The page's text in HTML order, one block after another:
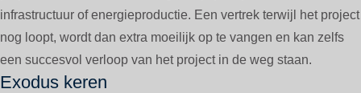
infrastructuur of energieproductie. Een vertrek terwijl het project
nog loopt, wordt dan extra moeilijk op te vangen en kan zelfs
een succesvol verloop van het project in de weg staan.
Exodus keren